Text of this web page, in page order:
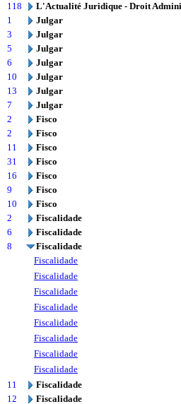
118
L'Actualité Juridique - Droit
1
Julgar
3
Julgar
5
Julgar
6
Julgar
10
Julgar
13
Julgar
7
Julgar
2
Fisco
2
Fisco
11
Fisco
31
Fisco
16
Fisco
9
Fisco
10
Fisco
2
Fiscalidade
6
Fiscalidade
8
Fiscalidade
Fiscalidade
Fiscalidade
Fiscalidade
Fiscalidade
Fiscalidade
Fiscalidade
Fiscalidade
Fiscalidade
11
Fiscalidade
12
Fiscalidade